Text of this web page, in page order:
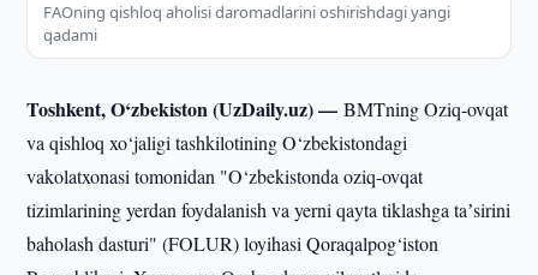
FAOning qishloq aholisi daromadlarini oshirishdagi yangi
qadami
Toshkent, O‘zbekiston (UzDaily.uz) —BMTning Oziq-ovqat
va qishloq xo‘jaligi tashkilotining O‘zbekistondagi
vakolatxonasi tomonidan "O‘zbekistonda oziq-ovqat
tizimlarining yerdan foydalanish va yerni qayta tiklashga taʼsirini
baholash dasturi" (FOLUR) loyihasi Qoraqalpog‘iston